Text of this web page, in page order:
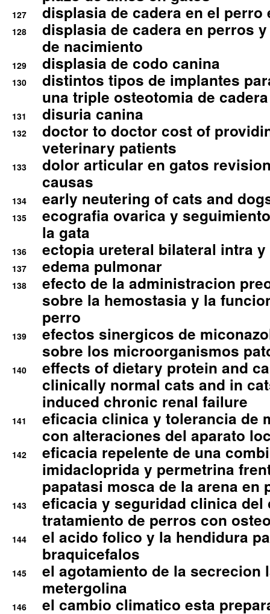
127 displasia de cadera en el perro
128
displasia de cadera en perros
de nacimiento
129 displasia de codo canina
130
distintos tipos de implantes
una triple osteotomia de cadera
131 disuria canina
132
doctor to doctor cost of
veterinary patients
133
dolor articular en gatos
causas
134 early neutering of cats and
135
ecografia ovarica y
la gata
136 ectopia ureteral bilateral intra
137 edema pulmonar
138
efecto de la administracion
sobre la hemostasia y la
perro
139
efectos sinergicos de
sobre los microorganismos
140
effects of dietary protein and
clinically normal cats and in
induced chronic renal failure
141
eficacia clinica y tolerancia de
con alteraciones del aparato
142
eficacia repelente de una
imidacloprida y permetrina
papatasi mosca de la arena en
143
eficacia y seguridad clinica del
tratamiento de perros con
144
el acido folico y la hendidura
braquicefalos
145
el agotamiento de la secrecion
metergolina
146
el cambio climatico esta